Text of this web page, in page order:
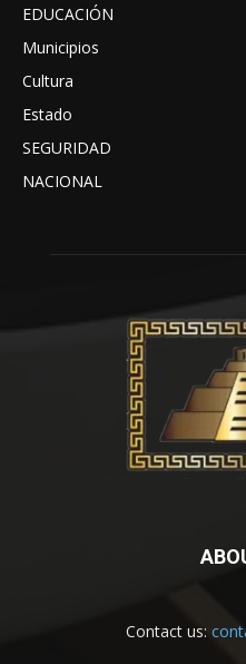
EDUCACIÓN
Municipios
Cultura
Estado
SEGURIDAD
NACIONAL
Contact us: